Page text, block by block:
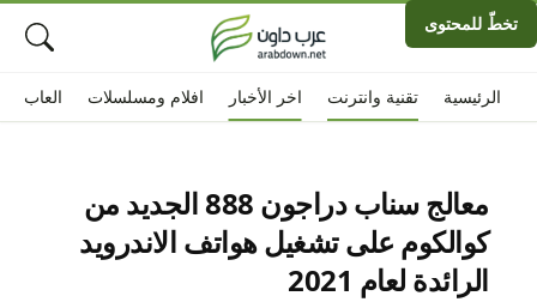
تخطّ للمحتوى
الرئيسية افلام ومسلسلات تقنية وانترنت العاب اخر الأخبار
معالج سناب دراجون 888 الجديد من
كوالكوم على تشغيل هواتف الاندرويد
الرائدة لعام 2021